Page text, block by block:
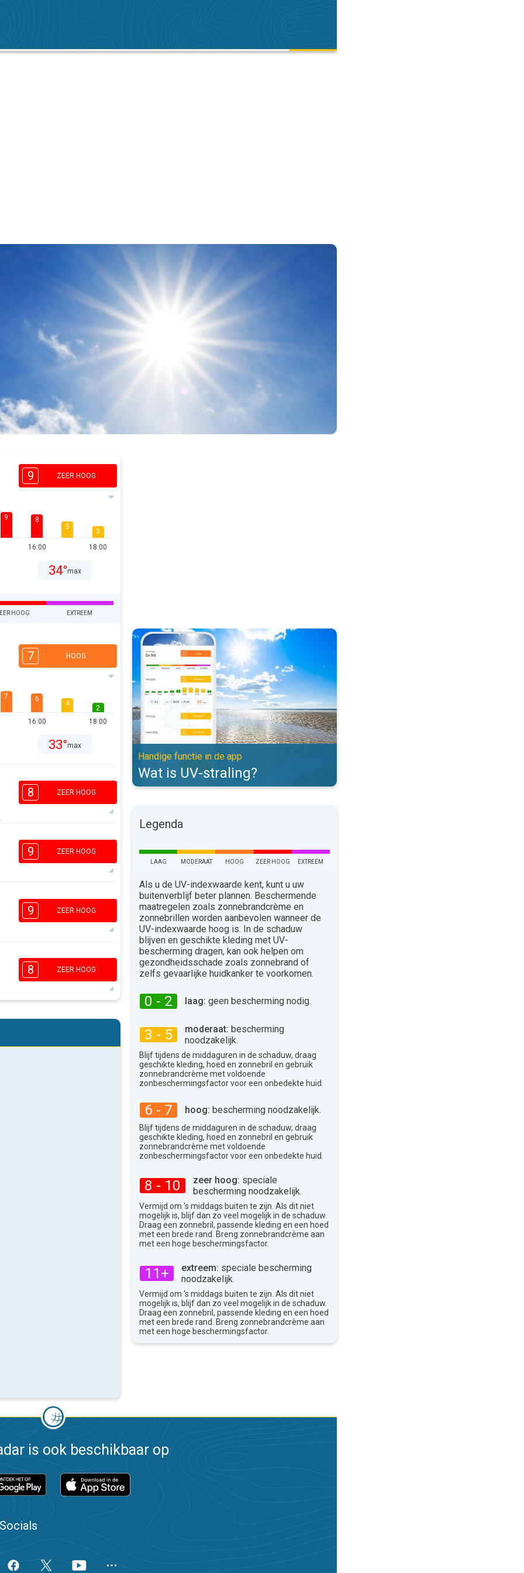
9 ZEER HOOG
9 8
16:00
5
3
18:00
34°max
HOOG EXTREEM
7 HOOG
7 6
16:00
4
2
18:00
33°max
8 ZEER HOOG
16:00
5
31°max
9 ZEER HOOG
16:00
5
18:00
34°
9 ZEER HOOG
6
16:00
5
18:00
35°
8 ZEER HOOG
5
Wat is UV-straling?. Handige functie in de app. . .
Handige functie in de app
Wat is UV-straling?
Legenda
LAAG MODERAAT HOOG ZEER HOOG EXTREEM
Als u de UV-indexwaarde kent, kunt u uw
buitenverblijf beter plannen. Beschermende
maatregelen zoals zonnebrandcrème en
zonnebrillen worden aanbevolen wanneer de
UV-indexwaarde hoog is. In de schaduw
blijven en geschikte kleding met UV-
bescherming dragen, kan ook helpen om
gezondheidsschade zoals zonnebrand of
zelfs gevaarlijke huidkanker te voorkomen.
0 - 2 laag: geen bescherming nodig.
3 - 5 moderaat: bescherming
noodzakelijk.
Blijf tijdens de middaguren in de schaduw, draag
geschikte kleding, hoed en zonnebril en gebruik
zonnebrandcrème met voldoende
zonbeschermingsfactor voor een onbedekte huid.
6 - 7 hoog: bescherming noodzakelijk.
Blijf tijdens de middaguren in de schaduw, draag
geschikte kleding, hoed en zonnebril en gebruik
zonnebrandcrème met voldoende
zonbeschermingsfactor voor een onbedekte huid.
8 - 10 zeer hoog: speciale
bescherming noodzakelijk.
Vermijd om 's middags buiten te zijn. Als dit niet
mogelijk is, blijf dan zo veel mogelijk in de schaduw.
Draag een zonnebril, passende kleding en een hoed
met een brede rand. Breng zonnebrandcrème aan
met een hoge beschermingsfactor.
11+ extreem: speciale bescherming
noodzakelijk.
Vermijd om 's middags buiten te zijn. Als dit niet
mogelijk is, blijf dan zo veel mogelijk in de schaduw.
Draag een zonnebril, passende kleding en een hoed
met een brede rand. Breng zonnebrandcrème aan
met een hoge beschermingsfactor.
is ook beschikbaar op
Socials